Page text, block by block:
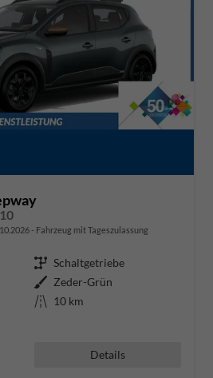
Fahrzeug mit Tageszulassung
Getriebe Schaltgetriebe
Außenfarbe Zeder-Grün
Kilometerstand 10 km
Details